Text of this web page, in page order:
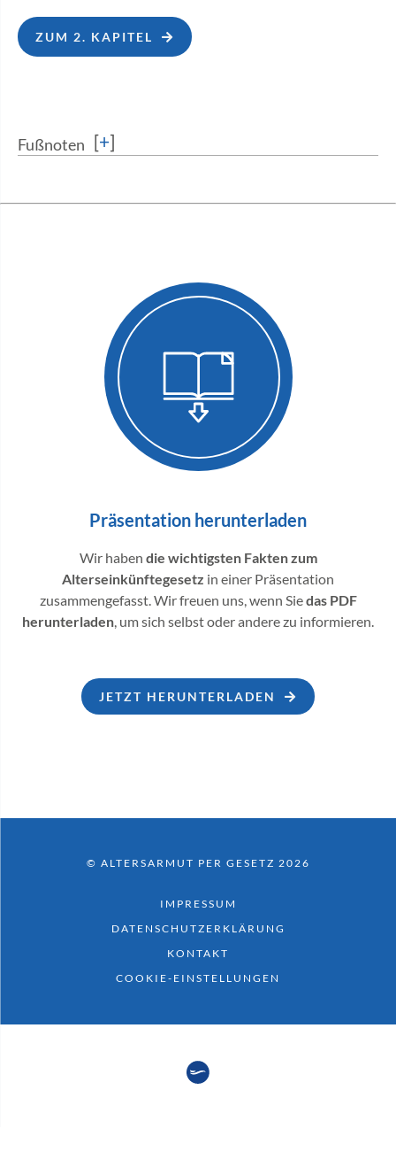
ZUM 2. KAPITEL
Fußnoten [+]
Präsentation herunterladen
Wir haben die wichtigsten Fakten zum
Alterseinkünftegesetz in einer Präsentation
zusammengefasst. Wir freuen uns, wenn Siedas PDF
herunterladen, um sich selbst oder andere zu informieren.
JETZT HERUNTERLADEN
© ALTERSARMUT PER GESETZ 2026
IMPRESSUM
DATENSCHUTZERKLÄRUNG
KONTAKT
COOKIE-EINSTELLUNGEN